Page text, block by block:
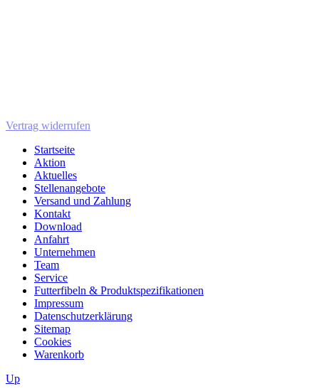
Vertrag widerrufen
Startseite
Aktion
Aktuelles
Stellenangebote
Versand und Zahlung
Kontakt
Download
Anfahrt
Unternehmen
Team
Service
Futterfibeln & Produktspezifikationen
Impressum
Datenschutzerklärung
Sitemap
Cookies
Warenkorb
Up